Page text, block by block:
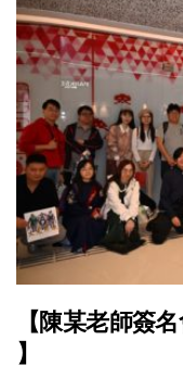
【陳某老師簽
】